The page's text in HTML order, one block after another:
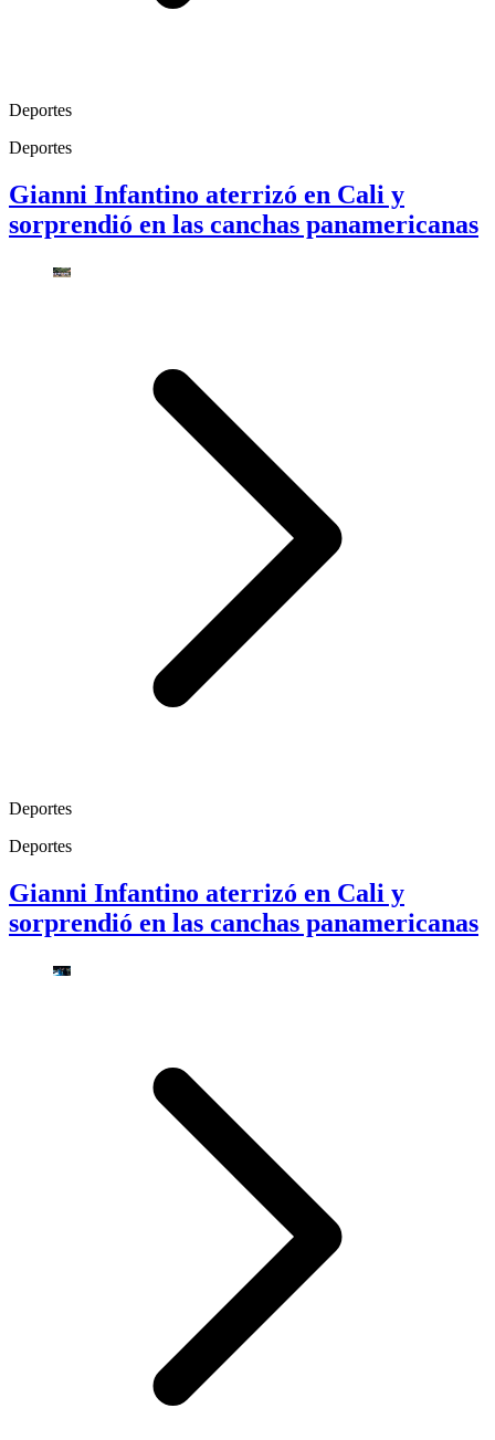
Deportes
Deportes
Gianni Infantino aterrizó en Cali y
sorprendió en las canchas panamericanas
Deportes
Deportes
Gianni Infantino aterrizó en Cali y
sorprendió en las canchas panamericanas